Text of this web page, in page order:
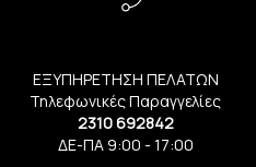
ΕΞΥΠΗΡΕΤΗΣΗ ΠΕΛΑΤΩΝ
Τηλεφωνικές Παραγγελίες
2310 692842
ΔΕ-ΠΑ 9:00 - 17:00